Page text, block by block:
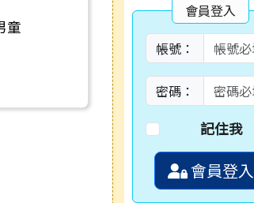
童
會員登入
帳號：
密碼：
記住我
會員登入